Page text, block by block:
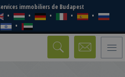
immobiliers de Budapest
Toggle